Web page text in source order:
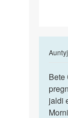
Bete
Gauri
kya
koi
Bete
jaldi